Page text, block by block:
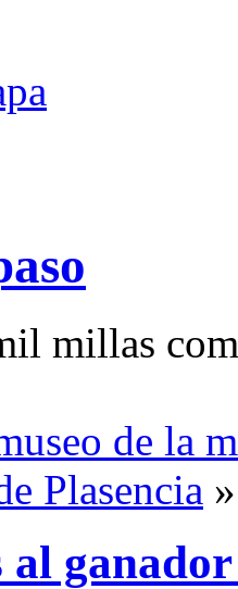
millas
de la
Plasencia »
al